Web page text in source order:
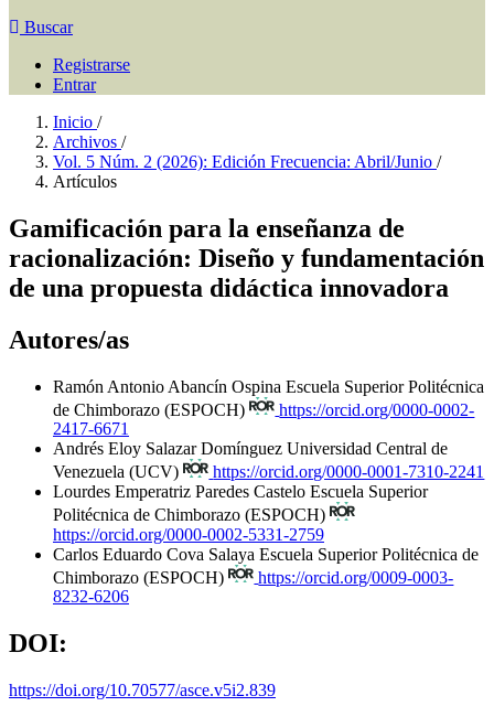
Buscar
Registrarse
Entrar
Inicio /
Archivos /
Vol. 5 Núm. 2 (2026): Edición Frecuencia: Abril/Junio /
Artículos
Gamificación para la enseñanza de
racionalización: Diseño y fundamentación
de una propuesta didáctica innovadora
Autores/as
Ramón Antonio Abancín Ospina Escuela Superior Politécnica
de Chimborazo (ESPOCH)
https://orcid.org/0000-0002-
2417-6671
Andrés Eloy Salazar Domínguez Universidad Central de
Venezuela (UCV)
https://orcid.org/0000-0001-7310-2241
Lourdes Emperatriz Paredes Castelo Escuela Superior
Politécnica de Chimborazo (ESPOCH)
https://orcid.org/0000-0002-5331-2759
Carlos Eduardo Cova Salaya Escuela Superior Politécnica de
Chimborazo (ESPOCH)
https://orcid.org/0009-0003-
8232-6206
DOI:
https://doi.org/10.70577/asce.v5i2.839